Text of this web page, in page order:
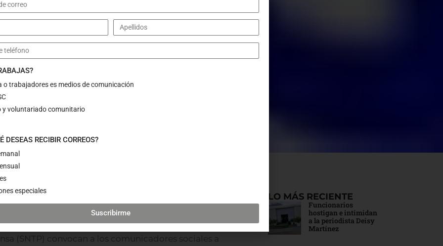
Y SNTP
de nulidad contra el
X LINKEDIN EMAIL
Periodistas, Espacio Público y el Sindicato Nacional de
(SNTP) convocan a los comunicadores sociales a
LO MÁS RECIENTE
Funcionarios
hostigan e intimidan
a la periodista Deisy
Martínez
o trabajadores es medios de comunicación
y voluntariado comunitario
DESEAS RECIBIR CORREOS?
especiales
Suscribirme